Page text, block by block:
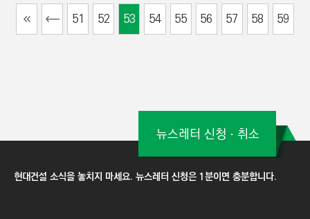
51 52 53 54 55 56 57 58 59
현대건설 소식을 놓치지 마세요. 뉴스레터 신청은 1분이면 충분합니다.
뉴스레터 신청ㆍ취소